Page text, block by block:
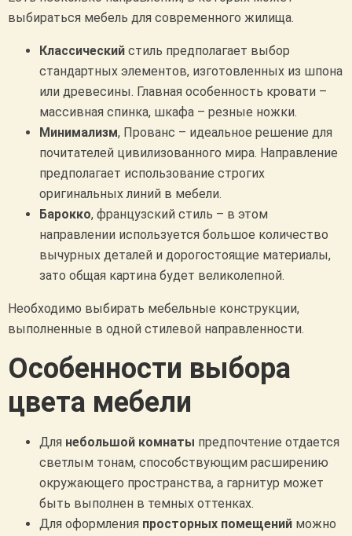
выбираться мебель для современного жилища.
Классический стиль предполагает выбор
стандартных элементов, изготовленных из шпона
или древесины. Главная особенность кровати –
массивная спинка, шкафа – резные ножки.
Минимализм, Прованс – идеальное решение для
почитателей цивилизованного мира. Направление
предполагает использование строгих
оригинальных линий в мебели.
Барокко, французский стиль – в этом
направлении используется большое количество
вычурных деталей и дорогостоящие материалы,
зато общая картина будет великолепной.
Необходимо выбирать мебельные конструкции,
выполненные в одной стилевой направленности.
Особенности выбора
цвета мебели
Для небольшой комнаты предпочтение отдается
светлым тонам, способствующим расширению
окружающего пространства, а гарнитур может
быть выполнен в темных оттенках.
Для оформления просторных помещений можно